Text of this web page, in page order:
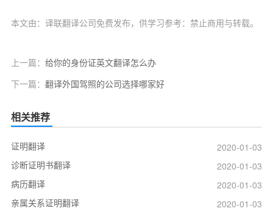
本文由：译联翻译公司免费发布，供学习参考：禁止商用与转载。
上一篇： 给你的身份证英文翻译怎么办
下一篇： 翻译外国驾照的公司选择哪家好
相关推荐
证明翻译
2020-01-03
诊断证明书翻译
2020-01-03
病历翻译
2020-01-03
亲属关系证明翻译
2020-01-03